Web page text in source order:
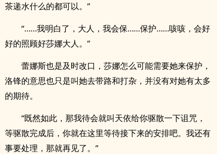
茶递水什么的都可以。”
“……我明白了，大人，我会保……保护……咳咳，会好
好的照顾好莎娜大人。”
蕾娜斯也是及时改口，莎娜怎么可能需要她来保护，
洛锋的意思也只是叫她去带路和打杂，并没有对她有太多
的期待。
“既然如此，那我待会就叫天依给你驱散一下诅咒，
等驱散完成后，你就在这里等待接下来的安排吧。我还有
事要处理，那就再见了。”